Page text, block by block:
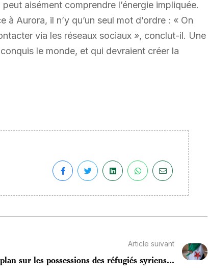
aisément comprendre l’énergie impliquée.
Aurora, il n’y qu’un seul mot d’ordre : « On
via les réseaux sociaux », conclut-il. Une
le monde, et qui devraient créer la
Article suivant
sur les possessions des réfugiés syriens...